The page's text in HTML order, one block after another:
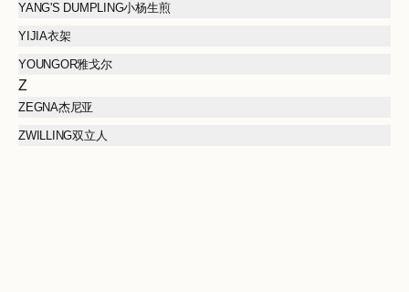
YANG'S DUMPLING小杨生煎
YIJIA衣架
YOUNGOR雅戈尔
Z
ZEGNA杰尼亚
ZWILLING双立人